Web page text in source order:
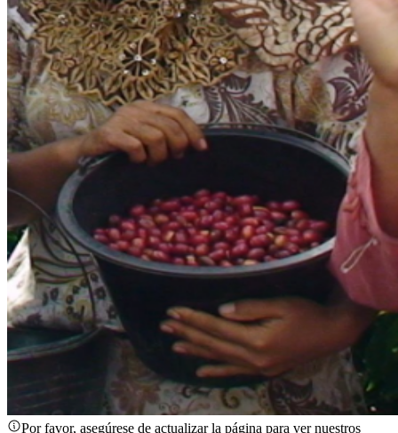
Por favor, asegúrese de actualizar la página para ver nuestros